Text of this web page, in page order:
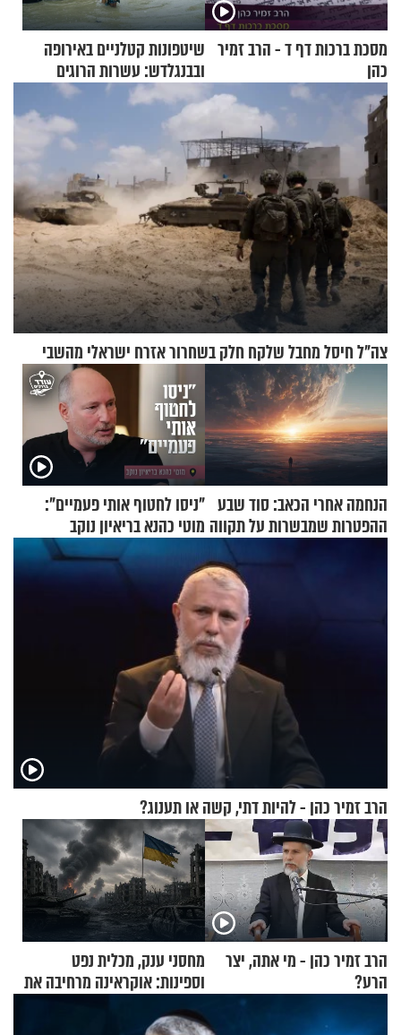
מסכת ברכות דף ד - הרב זמיר
כהן
שיטפונות קטלניים באירופה
ובבנגלדש: עשרות הרוגים
ומיליון נפגעים
צה"ל חיסל מחבל שלקח חלק בשחרור אזרח ישראלי מהשבי
הנחמה אחרי הכאב: סוד שבע
ההפטרות שמבשרות על תקווה
"ניסו לחטוף אותי פעמיים":
מוטי כהנא בריאיון נוקב
הרב זמיר כהן - להיות דתי, קשה או תענוג?
הרב זמיר כהן - מי אתה, יצר
הרע?
מחסני ענק, מכלית נפט
וספינות: אוקראינה מרחיבה את
התקיפות בעומק רוסיה